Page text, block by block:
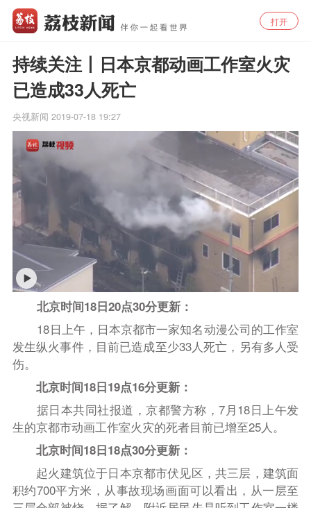
打开
持续关注丨日本京都动画工作室火灾
已造成33人死亡
央视新闻 2019-07-18 19:27
北京时间18日20点30分更新：
18日上午，日本京都市一家知名动漫公司的工作室
发生纵火事件，目前已造成至少33人死亡，另有多人受
伤。
北京时间18日19点16分更新：
据日本共同社报道，京都警方称，7月18日上午发
生的京都市动画工作室火灾的死者目前已增至25人。
北京时间18日18点30分更新：
起火建筑位于日本京都市伏见区，共三层，建筑面
积约700平方米，从事故现场画面可以看出，从一层至